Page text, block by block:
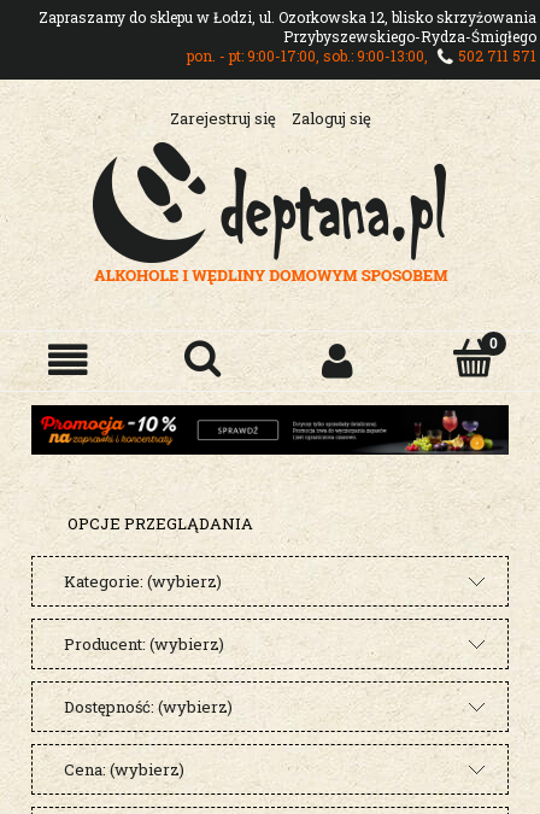
Zapraszamy do sklepu w Łodzi, ul. Ozorkowska 12, blisko skrzyżowania
Przybyszewskiego-Rydza-Śmigłego
pon. - pt: 9:00-17:00, sob.: 9:00-13:00,
502 711 571
Zarejestruj się Zaloguj się
OPCJE PRZEGLĄDANIA
Kategorie: (wybierz)
Producent: (wybierz)
Dostępność: (wybierz)
Cena: (wybierz)